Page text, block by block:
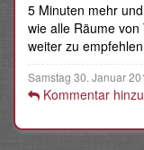
5 Minuten mehr
wie alle Räume
weiter zu
Samstag 30. Januar
Kommentar